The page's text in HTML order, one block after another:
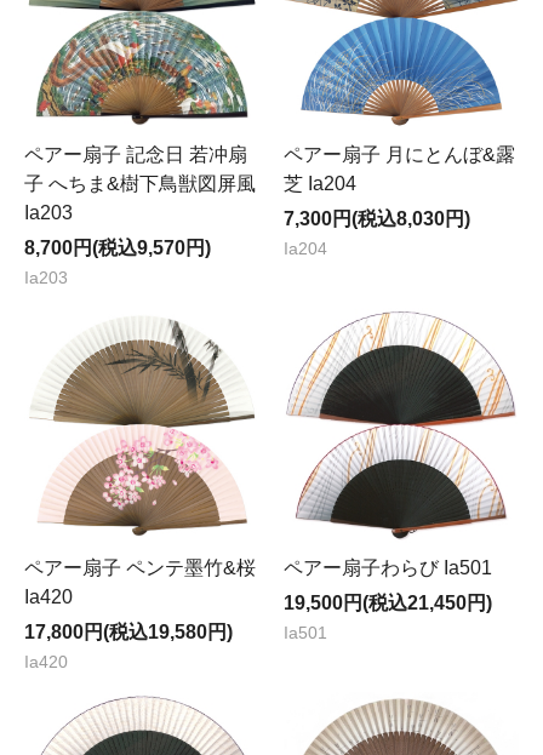
ペアー扇子 記念日 若冲扇
子 へちま&樹下鳥獣図屏風
Ia203
8,700円(税込9,570円)
Ia203
ペアー扇子 月にとんぼ&露
芝 Ia204
7,300円(税込8,030円)
Ia204
ペアー扇子 ペンテ墨竹&桜
Ia420
17,800円(税込19,580円)
Ia420
ペアー扇子わらび Ia501
19,500円(税込21,450円)
Ia501